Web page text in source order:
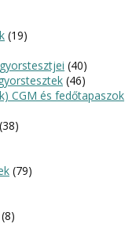
(19)
(40)
(46)
CGM és fedőtapaszok
(38)
(79)
(8)